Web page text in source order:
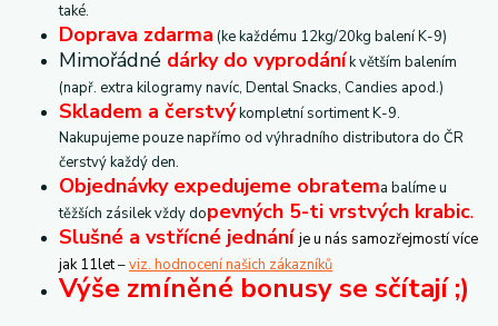
také.
Doprava zdarma (ke každému 12kg/20kg balení K-9)
Mimořádné dárky do vyprodáník větším balením
(např. extra kilogramy navíc, Dental Snacks, Candies apod.)
Skladem a čerstvýkompletní sortiment K-9.
Nakupujeme pouze napřímo od výhradního distributora do ČR
čerstvý každý den.
Objednávky expedujeme obratema balíme u
těžších zásilek vždy dopevných 5-ti vrstvých krabic.
Slušné avstřícné jednáníje u nás samozřejmostí více
jak 11let–viz. hodnocení našich zákazníků
Výše zmíněné bonusy se sčítají ;)